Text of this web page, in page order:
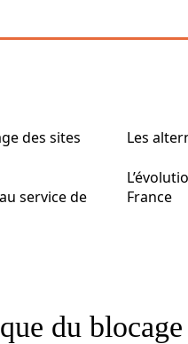
des sites
service de
Les
France
du blocage